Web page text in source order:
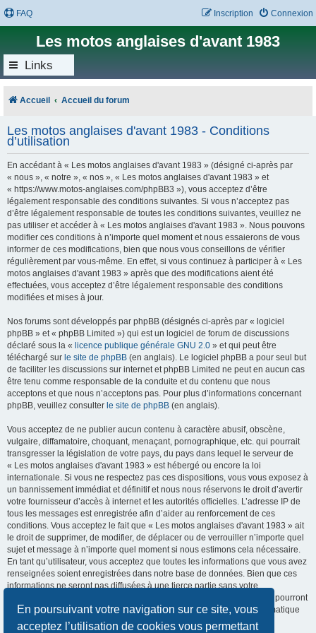
En poursuivant votre navigation sur ce site, vous
acceptez l’utilisation de cookies vous permettant
FAQ Connexion
Inscription
Les motos anglaises d'avant 1983
Links
Accueil Accueil du forum
Les motos anglaises d'avant 1983 - Conditions
d’utilisation
En accédant à « Les motos anglaises d'avant 1983 » (désigné ci-après par
« nous », « notre », « nos », « Les motos anglaises d'avant 1983 » et
« https://www.motos-anglaises.com/phpBB3 »), vous acceptez d’être
légalement responsable des conditions suivantes. Si vous n’acceptez pas
d’être légalement responsable de toutes les conditions suivantes, veuillez ne
pas utiliser et accéder à « Les motos anglaises d'avant 1983 ». Nous pouvons
modifier ces conditions à n’importe quel moment et nous essaierons de vous
informer de ces modifications, bien que nous vous conseillons de vérifier
régulièrement par vous-même. En effet, si vous continuez à participer à « Les
motos anglaises d'avant 1983 » après que des modifications aient été
effectuées, vous acceptez d’être légalement responsable des conditions
modifiées et mises à jour.
Nos forums sont développés par phpBB (désignés ci-après par « logiciel
phpBB » et « phpBB Limited ») qui est un logiciel de forum de discussions
déclaré sous la « licence publique générale GNU 2.0 » et qui peut être
téléchargé sur le site de phpBB (en anglais). Le logiciel phpBB a pour seul but
de faciliter les discussions sur internet et phpBB Limited ne peut en aucun cas
être tenu comme responsable de la conduite et du contenu que nous
acceptons et que nous n’acceptons pas. Pour plus d’informations concernant
phpBB, veuillez consulter le site de phpBB (en anglais).
Vous acceptez de ne publier aucun contenu à caractère abusif, obscène,
vulgaire, diffamatoire, choquant, menaçant, pornographique, etc. qui pourrait
transgresser la législation de votre pays, du pays dans lequel le serveur de
« Les motos anglaises d'avant 1983 » est hébergé ou encore la loi
internationale. Si vous ne respectez pas ces dispositions, vous vous exposez à
un bannissement immédiat et définitif et nous nous réservons le droit d’avertir
votre fournisseur d’accès à internet et les autorités officielles. L’adresse IP de
tous les messages est enregistrée afin d’aider au renforcement de ces
conditions. Vous acceptez le fait que « Les motos anglaises d'avant 1983 » ait
le droit de supprimer, de modifier, de déplacer ou de verrouiller n’importe quel
sujet et message à n’importe quel moment si nous estimons cela nécessaire.
En tant qu’utilisateur, vous acceptez que toutes les informations que vous avez
renseignées soient enregistrées dans notre base de données. Bien que ces
informations ne seront pas diffusées à une tierce partie sans votre
consentement, ni « Les motos anglaises d'avant 1983 », ni phpBB, ne pourront
être tenus comme responsables en cas de tentative de piratage informatique
visant à compromettre vos données.